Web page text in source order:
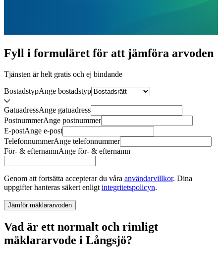
Fyll i formuläret för att jämföra arvoden
Tjänsten är helt gratis och ej bindande
BostadstypAnge bostadstyp
GatuadressAnge gatuadress
PostnummerAnge postnummer
E-postAnge e-post
TelefonnummerAnge telefonnummer
För- & efternamnAnge för- & efternamn
Genom att fortsätta accepterar du våra användarvillkor. Dina
uppgifter hanteras säkert enligt integritetspolicyn.
Jämför mäklararvoden
Vad är ett normalt och rimligt
mäklararvode i Långsjö?